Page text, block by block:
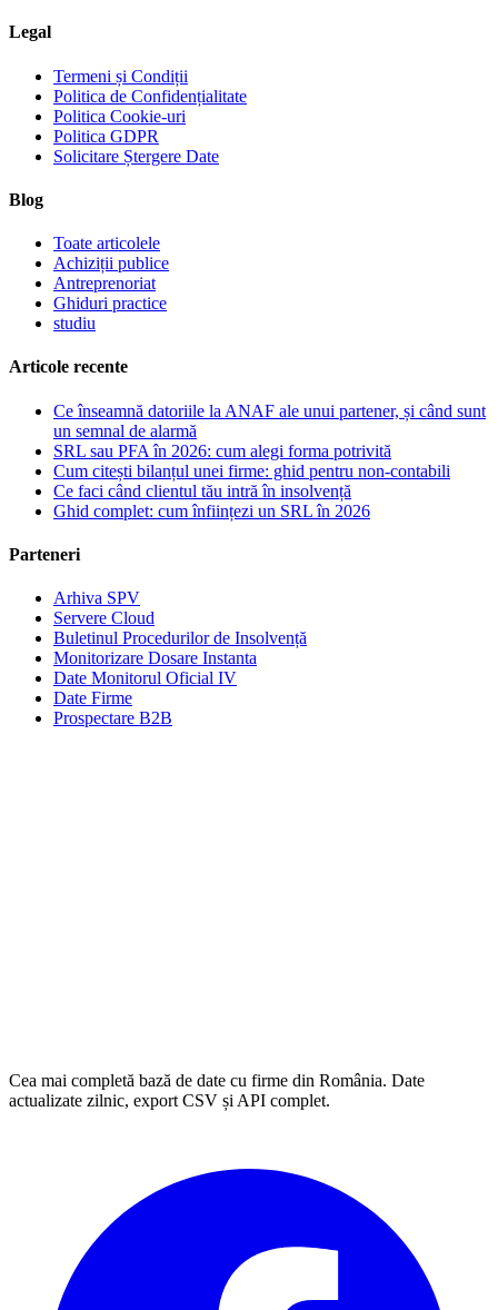
Legal
Termeni și Condiții
Politica de Confidențialitate
Politica Cookie-uri
Politica GDPR
Solicitare Ștergere Date
Blog
Toate articolele
Achiziții publice
Antreprenoriat
Ghiduri practice
studiu
Articole recente
Ce înseamnă datoriile la ANAF ale unui partener, și când sunt
un semnal de alarmă
SRL sau PFA în 2026: cum alegi forma potrivită
Cum citești bilanțul unei firme: ghid pentru non-contabili
Ce faci când clientul tău intră în insolvență
Ghid complet: cum înființezi un SRL în 2026
Parteneri
Arhiva SPV
Servere Cloud
Buletinul Procedurilor de Insolvență
Monitorizare Dosare Instanta
Date Monitorul Oficial IV
Date Firme
Prospectare B2B
Cea mai completă bază de date cu firme din România. Date
actualizate zilnic, export CSV și API complet.